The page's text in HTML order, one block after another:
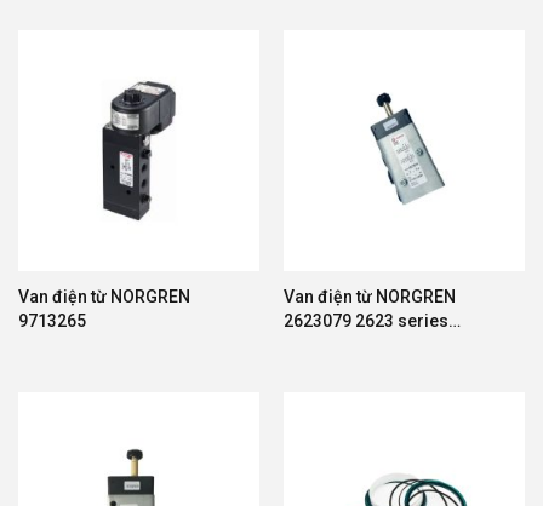
Van điện từ NORGREN
9713265
Van điện từ NORGREN
2623079 2623 series